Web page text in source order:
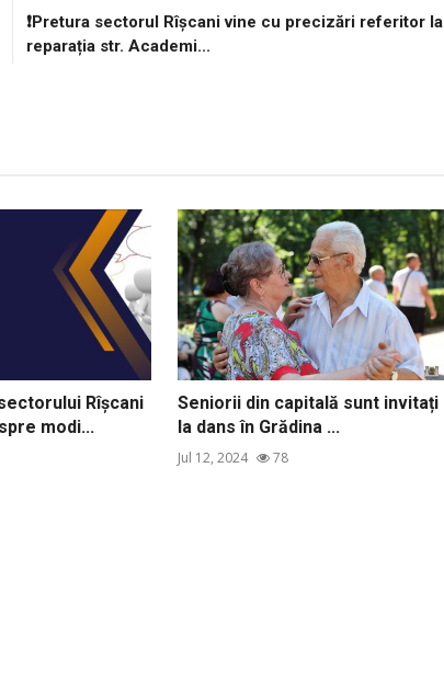
❗️Pretura sectorul Rîșcani vine cu precizări referitor la
reparația str. Academi...
Rîșcani
modi...
Seniorii din capitală sunt invitați
la dans în Grădina ...
Jul 12, 2024 78